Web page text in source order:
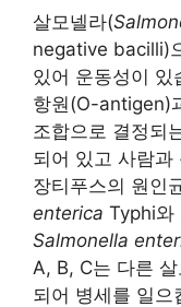
살모넬라(
negative bacilli)
있어 운동성이 있
항원(O-antigen)
조합으로 결정되
되어 있고 사람과
장티푸스의 원인
enterica Typhi와
Salmonella
A, B, C는 다른
되어 병세를 일으